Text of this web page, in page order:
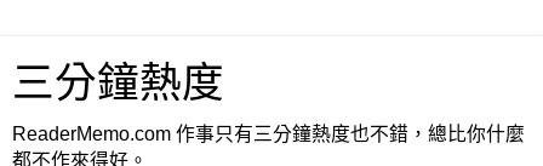
三分鐘熱度
ReaderMemo.com 作事只有三分鐘熱度也不錯，總比你什麼
都不作來得好。